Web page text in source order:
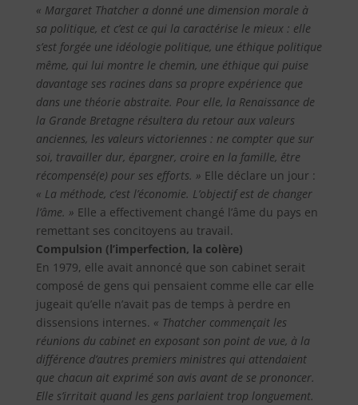
« Margaret Thatcher a donné une dimension morale à
sa politique, et c’est ce qui la caractérise le mieux : elle
s’est forgée une idéologie politique, une éthique politique
même, qui lui montre le chemin, une éthique qui puise
davantage ses racines dans sa propre expérience que
dans une théorie abstraite. Pour elle, la Renaissance de
la Grande Bretagne résultera du retour aux valeurs
anciennes, les valeurs victoriennes : ne compter que sur
soi, travailler dur, épargner, croire en la famille, être
récompensé(e) pour ses efforts. » Elle déclare un jour :
« La méthode, c’est l’économie. L’objectif est de changer
l’âme. » Elle a effectivement changé l’âme du pays en
remettant ses concitoyens au travail.
Compulsion (l’imperfection, la colère)
En 1979, elle avait annoncé que son cabinet serait
composé de gens qui pensaient comme elle car elle
jugeait qu’elle n’avait pas de temps à perdre en
dissensions internes. « Thatcher commençait les
réunions du cabinet en exposant son point de vue, à la
différence d’autres premiers ministres qui attendaient
que chacun ait exprimé son avis avant de se prononcer.
Elle s’irritait quand les gens parlaient trop longuement.